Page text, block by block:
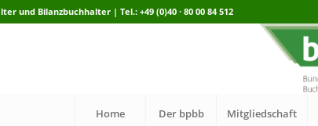
und Bilanzbuchhalter | Tel.: +49 (0)40 · 80 00 84 512
Home Der bpbb Mitgliedschaft